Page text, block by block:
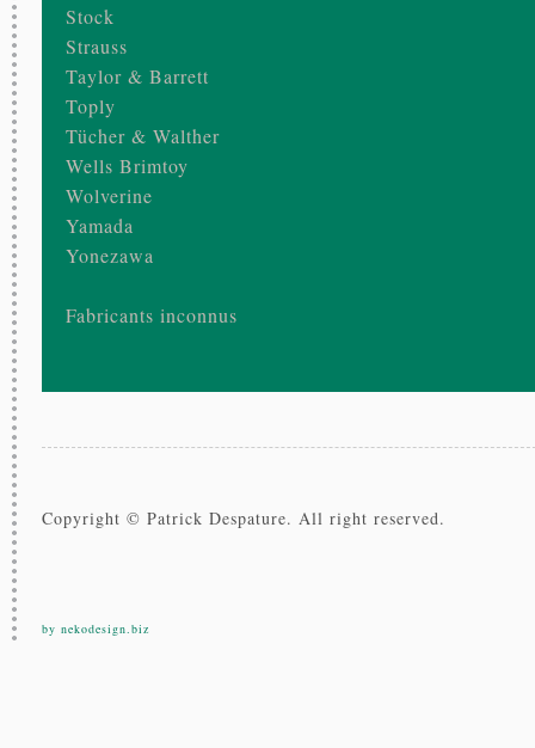
Stock
Strauss
Taylor & Barrett
Toply
Tücher & Walther
Wells Brimtoy
Wolverine
Yamada
Yonezawa
Fabricants inconnus
Copyright © Patrick Despature. All right reserved.
by nekodesign.biz